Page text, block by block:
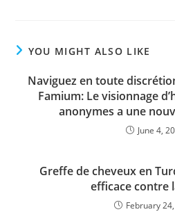
YOU MIGHT ALSO LIKE
Naviguez en toute
Famium: Le visionnage
anonymes a une
June 4,
Greffe de cheveux en
efficace contre
February